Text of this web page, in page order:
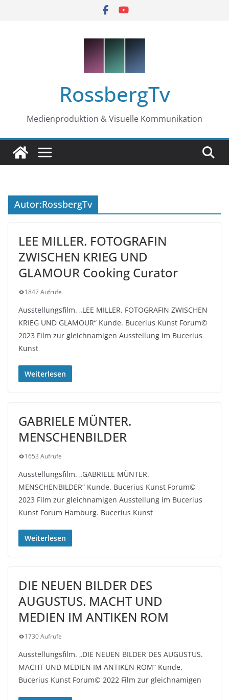
RossbergTv
Medienproduktion & Visuelle Kommunikation
Autor:RossbergTv
LEE MILLER. FOTOGRAFIN
ZWISCHEN KRIEG UND
GLAMOUR Cooking Curator
1847 Aufrufe
Ausstellungsfilm. „LEE MILLER. FOTOGRAFIN ZWISCHEN
KRIEG UND GLAMOUR“ Kunde. Bucerius Kunst Forum©
2023 Film zur gleichnamigen Ausstellung im Bucerius
Kunst
Weiterlesen
GABRIELE MÜNTER.
MENSCHENBILDER
1653 Aufrufe
Ausstellungsfilm. „GABRIELE MÜNTER.
MENSCHENBILDER“ Kunde. Bucerius Kunst Forum©
2023 Film zur gleichnamigen Ausstellung im Bucerius
Kunst Forum Hamburg. Bucerius Kunst
Weiterlesen
DIE NEUEN BILDER DES
AUGUSTUS. MACHT UND
MEDIEN IM ANTIKEN ROM
1730 Aufrufe
Ausstellungsfilm. „DIE NEUEN BILDER DES AUGUSTUS.
MACHT UND MEDIEN IM ANTIKEN ROM“ Kunde.
Bucerius Kunst Forum© 2022 Film zur gleichnamigen